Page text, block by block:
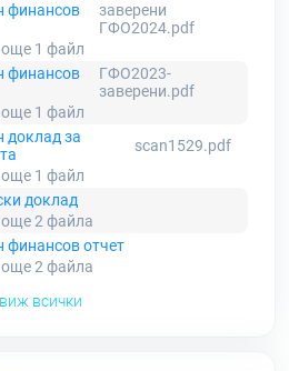
финансов
заверени
ГФО2024.pdf
1 файл
финансов
ГФО2023-
заверени.pdf
1 файл
доклад за
scan1529.pdf
1 файл
доклад
2файла
финансов отчет
2файла
виж всички